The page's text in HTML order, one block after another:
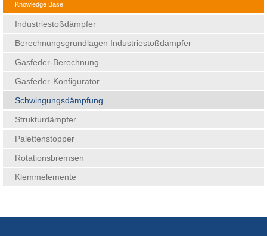
Knowledge Base
Industriestoßdämpfer
Berechnungsgrundlagen Industriestoßdämpfer
Gasfeder-Berechnung
Gasfeder-Konfigurator
Schwingungsdämpfung
Strukturdämpfer
Palettenstopper
Rotationsbremsen
Klemmelemente